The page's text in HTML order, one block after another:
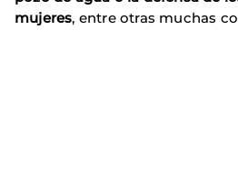
mujeres, entre otras muchas